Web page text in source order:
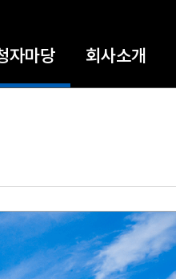
자마당 회사소개